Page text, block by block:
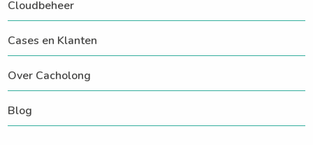
Cloudbeheer
Cases en Klanten
Over Cacholong
Blog